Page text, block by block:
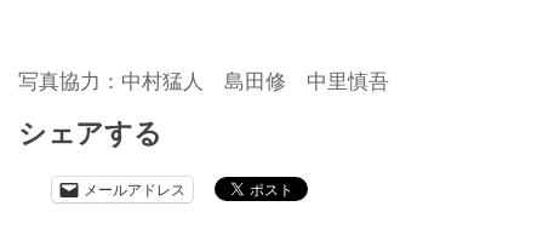
写真協力：中村猛人 島田修 中里慎吾
シェアする
メールアドレス